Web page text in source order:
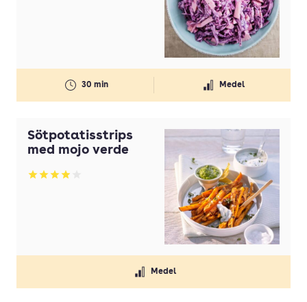
30 min Medel
Sötpotatisstrips
med mojo verde
Betyg: 3.95 av 5
Medel